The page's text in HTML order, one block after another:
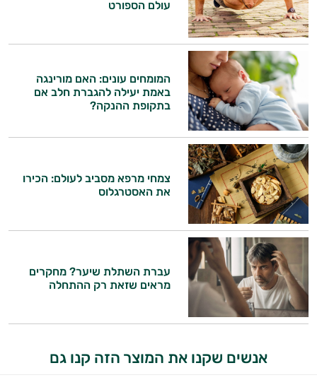
עולם הספורט
המומחים עונים: האם מורינגה
באמת יעילה להגברת חלב אם
בתקופת ההנקה?
צמחי מרפא מסביב לעולם: הכירו
את האסטרגלוס
עברת השתלת שיער? מחקרים
מראים שזאת רק ההתחלה
אנשים שקנו את המוצר הזה קנו גם
היי,
אני יועץ הבריאות האישי AI של טבע בריא.
התשובות שלי מבוססות על מאגרי מידע קליניים
וספרות מקצועית בתחומי הרפואה הטבעית
ותזונת הספורט.
אני כאן כדי לעזור לך להתאים את תוספי
התזונה ומוצרי הבריאות המדויקים למטרות
ולמצב הגופני שלך, ולהסביר לך אילו רכיבים
עובדים יחד כדי למקסם תוצאות גם בחיי היום
יום וגם בתחום הכושר והספורט.
המטרה שלי היא להתאים עבורך המלצות
אישיות מבוססות מדעית.
זה הזמן להתחיל. איך אוכל לעזור?